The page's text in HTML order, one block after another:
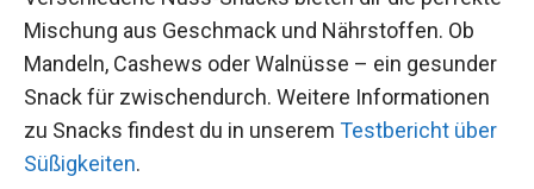
Mischung aus Geschmack und Nährstoffen. Ob
Mandeln, Cashews oder Walnüsse – ein gesunder
Snack für zwischendurch. Weitere Informationen
zu Snacks findest du in unserem Testbericht über
Süßigkeiten.